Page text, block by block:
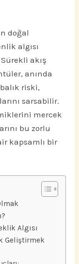
doğal
algısı
akış
anında
riski,
sarsabilir.
mercek
bu zorlu
kapsamlı bir
Algısı
Geliştirmek